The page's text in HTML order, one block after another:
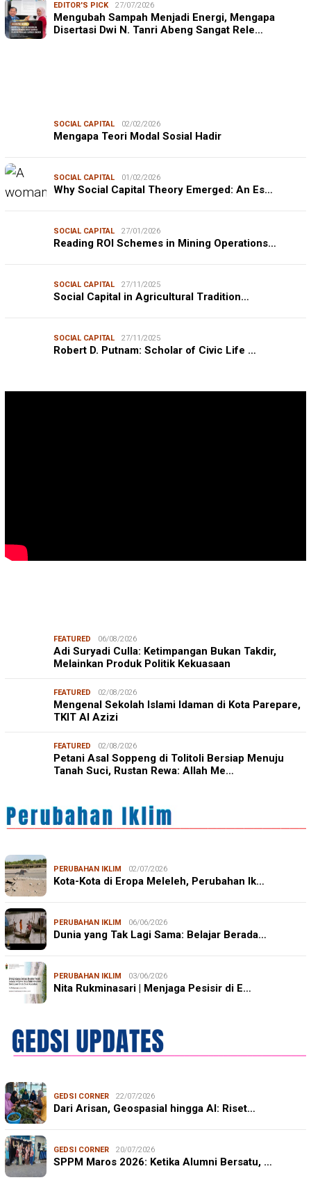
EDITOR'S PICK 27/07/2026
Mengubah Sampah Menjadi Energi, Mengapa
Disertasi Dwi N. Tanri Abeng Sangat Rele…
SOCIAL CAPITAL 02/02/2026
Mengapa Teori Modal Sosial Hadir
SOCIAL CAPITAL 01/02/2026
Why Social Capital Theory Emerged: An Es…
SOCIAL CAPITAL 27/01/2026
Reading ROI Schemes in Mining Operations…
SOCIAL CAPITAL 27/11/2025
Social Capital in Agricultural Tradition…
SOCIAL CAPITAL 27/11/2025
Robert D. Putnam: Scholar of Civic Life …
FEATURED 06/08/2026
Adi Suryadi Culla: Ketimpangan Bukan Takdir,
Melainkan Produk Politik Kekuasaan
FEATURED 02/08/2026
Mengenal Sekolah Islami Idaman di Kota Parepare,
TKIT Al Azizi
FEATURED 02/08/2026
Petani Asal Soppeng di Tolitoli Bersiap Menuju
Tanah Suci, Rustan Rewa: Allah Me…
PERUBAHAN IKLIM 02/07/2026
Kota-Kota di Eropa Meleleh, Perubahan Ik…
PERUBAHAN IKLIM 06/06/2026
Dunia yang Tak Lagi Sama: Belajar Berada…
PERUBAHAN IKLIM 03/06/2026
Nita Rukminasari | Menjaga Pesisir di E…
GEDSI CORNER 22/07/2026
Dari Arisan, Geospasial hingga AI: Riset…
GEDSI CORNER 20/07/2026
SPPM Maros 2026: Ketika Alumni Bersatu, …